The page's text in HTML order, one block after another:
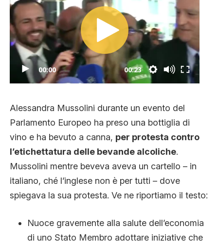
00:00 00:23
Alessandra Mussolini durante un evento del
Parlamento Europeo ha preso una bottiglia di
vino e ha bevuto a canna, per protesta contro
l’etichettatura delle bevande alcoliche.
Mussolini mentre beveva aveva un cartello – in
italiano, ché l’inglese non è per tutti – dove
spiegava la sua protesta. Ve ne riportiamo il testo:
Nuoce gravemente alla salute dell’economia
di uno Stato Membro adottare iniziative che